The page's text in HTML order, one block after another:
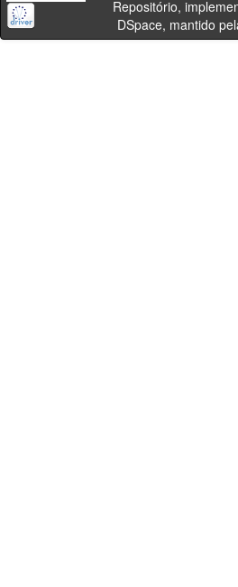
Repositório,
DSpace, mantido